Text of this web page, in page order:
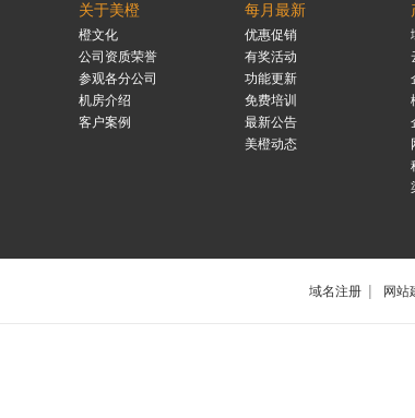
关于美橙
橙文化
公司资质荣誉
参观各分公司
机房介绍
客户案例
每月最新
优惠促销
有奖活动
功能更新
免费培训
最新公告
美橙动态
域名注册 | 网站